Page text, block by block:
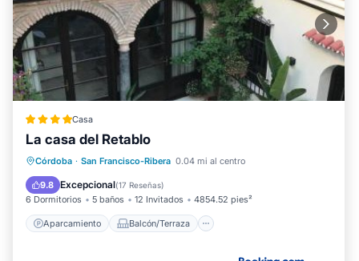
Casa
La casa del Retablo
Córdoba · San Francisco-Ribera 0.04 mi al centro
9.8 Excepcional(17 Reseñas)
6 Dormitorios 5 baños 12 Invitados 4854.52 pies²
Aparcamiento Balcón/Terraza
Aparcamiento
Balcón/Terraza
Vistas
Aire acondicionado